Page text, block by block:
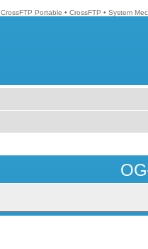
CrossFTP Portable • CrossFTP • System